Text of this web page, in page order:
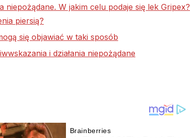
niepożądane. W jakim celu podaje się lek Gripex?
piersią?
się objawiać w taki sposób
i działania niepożądane